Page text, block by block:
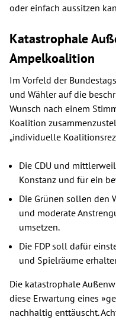
oder einfach aussitzen
Katastrophale
Ampelkoalition
Im Vorfeld der
und Wähler auf die
Wunsch nach einem
Koalition
„individuelle
Die CDU und
Konstanz und für ein
Die Grünen sollen den
und moderate
umsetzen.
Die FDP soll dafür
und Spielräume
Die katastrophale
diese Erwartung eines
nachhaltig enttäuscht.